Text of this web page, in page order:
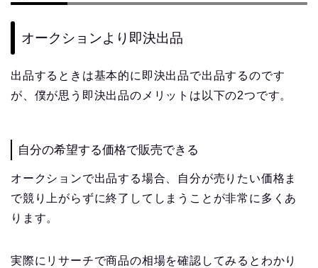
オークションより即決出品
出品するときは基本的に即決出品で出品するのです
が、僕が思う即決出品のメリットは以下の2つです。
自分の希望する価格で販売できる
オークションで出品する場合、自分が売りたい価格ま
で競り上がらずに終了してしまうことが非常に多くあ
ります。
実際にリサーチで商品の相場を確認してみるとわかり